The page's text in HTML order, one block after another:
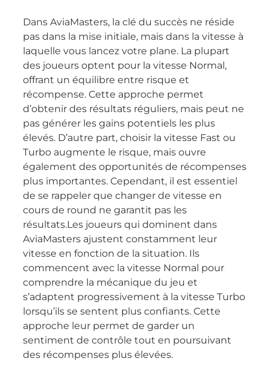
Dans AviaMasters, la clé du succès ne réside
pas dans la mise initiale, mais dans la vitesse à
laquelle vous lancez votre plane. La plupart
des joueurs optent pour la vitesse Normal,
offrant un équilibre entre risque et
récompense. Cette approche permet
d’obtenir des résultats réguliers, mais peut ne
pas générer les gains potentiels les plus
élevés. D’autre part, choisir la vitesse Fast ou
Turbo augmente le risque, mais ouvre
également des opportunités de récompenses
plus importantes. Cependant, il est essentiel
de se rappeler que changer de vitesse en
cours de round ne garantit pas les
résultats.Les joueurs qui dominent dans
AviaMasters ajustent constamment leur
vitesse en fonction de la situation. Ils
commencent avec la vitesse Normal pour
comprendre la mécanique du jeu et
s’adaptent progressivement à la vitesse Turbo
lorsqu’ils se sentent plus confiants. Cette
approche leur permet de garder un
sentiment de contrôle tout en poursuivant
des récompenses plus élevées.